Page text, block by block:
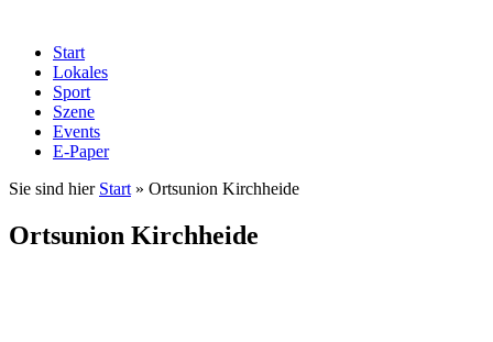
Start
Lokales
Sport
Szene
Events
E-Paper
Sie sind hier Start » Ortsunion Kirchheide
Ortsunion Kirchheide